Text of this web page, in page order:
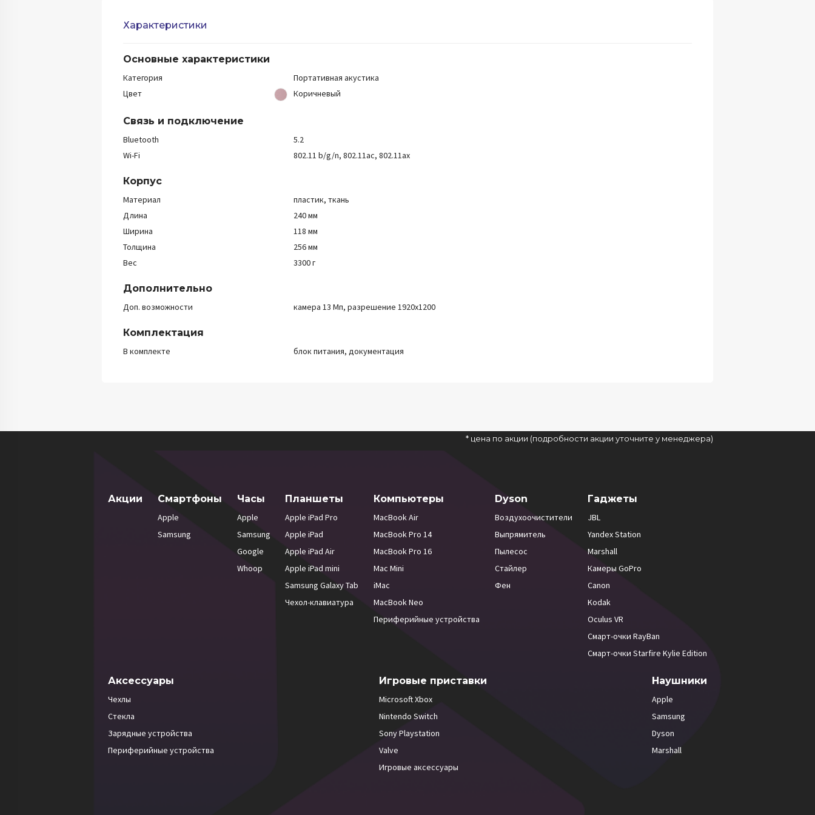
Характеристики
Основные характеристики
Категория
Портативная акустика
Цвет
Коричневый
Связь и подключение
Bluetooth
5.2
Wi-Fi
802.11 b/g/n, 802.11ac, 802.11ax
Корпус
Материал
пластик, ткань
Длина
240 мм
Ширина
118 мм
Толщина
256 мм
Вес
3300 г
Дополнительно
Доп. возможности камера 13 Мп, разрешение 1920х1200
Комплектация
В комплекте блок питания, документация
* цена по акции (подробности акции уточните у менеджера)
Акции Смартфоны
Apple
Samsung
Часы
Apple
Samsung
Google
Whoop
Планшеты
Apple iPad Pro
Apple iPad
Apple iPad Air
Apple iPad mini
Samsung Galaxy Tab
Чехол-клавиатура
Компьютеры
MacBook Air
MacBook Pro 14
MacBook Pro 16
Mac Mini
iMac
MacBook Neo
Периферийные устройства
Dyson
Воздухоочистители
Выпрямитель
Пылесос
Стайлер
Фен
Гаджеты
JBL
Yandex Station
Marshall
Камеры GoPro
Canon
Kodak
Oculus VR
Смарт-очки RayBan
Смарт-очки Starfire Kylie Edition
Аксессуары
Чехлы
Стекла
Зарядные устройства
Периферийные устройства
Игровые приставки
Microsoft Xbox
Nintendo Switch
Sony Playstation
Valve
Игровые аксессуары
Наушники
Apple
Samsung
Dyson
Marshall